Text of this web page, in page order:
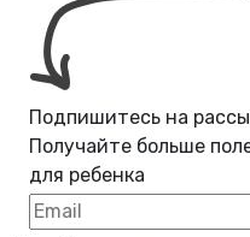
Подпишитесь на
Получайте больше
для ребенка